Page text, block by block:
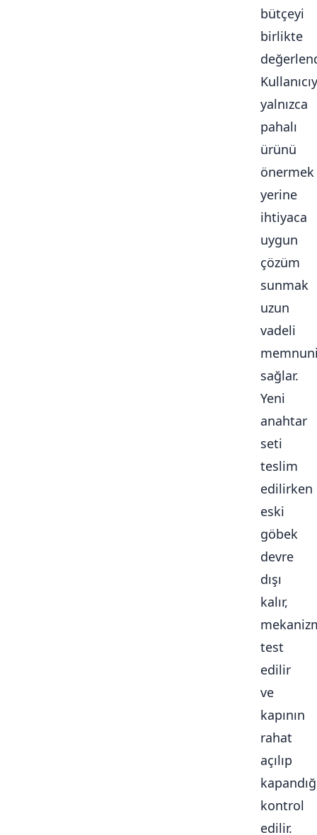
bütçeyi
birlikte
yalnızca
pahalı
ürünü
önermek
yerine
ihtiyaca
uygun
çözüm
sunmak
uzun
vadeli
sağlar.
Yeni
anahtar
seti
teslim
edilirken
eski
göbek
devre
dışı
kalır,
test
edilir
ve
kapının
rahat
açılıp
kontrol
edilir.